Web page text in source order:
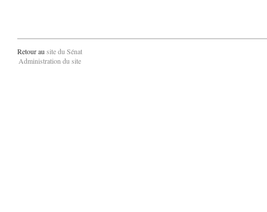
Retour ausite du Sénat
Administration du site